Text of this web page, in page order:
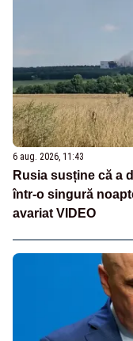
6 aug. 2026, 11:43
Rusia susține că a
într-o singură
avariat VIDEO